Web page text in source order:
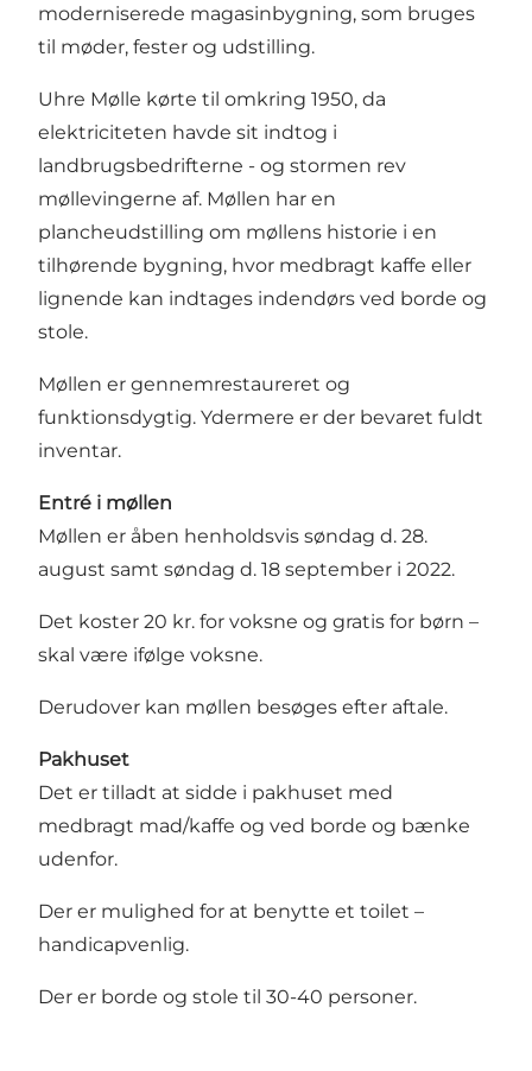
moderniserede magasinbygning, som bruges
til møder, fester og udstilling.
Uhre Mølle kørte til omkring 1950, da
elektriciteten havde sit indtog i
landbrugsbedrifterne - og stormen rev
møllevingerne af. Møllen har en
plancheudstilling om møllens historie i en
tilhørende bygning, hvor medbragt kaffe eller
lignende kan indtages indendørs ved borde og
stole.
Møllen er gennemrestaureret og
funktionsdygtig. Ydermere er der bevaret fuldt
inventar.
Entré i møllen
Møllen er åben henholdsvis søndag d. 28.
august samt søndag d. 18 september i 2022.
Det koster 20 kr. for voksne og gratis for børn –
skal være ifølge voksne.
Derudover kan møllen besøges efter aftale.
Pakhuset
Det er tilladt at sidde i pakhuset med
medbragt mad/kaffe og ved borde og bænke
udenfor.
Der er mulighed for at benytte et toilet –
handicapvenlig.
Der er borde og stole til 30-40 personer.